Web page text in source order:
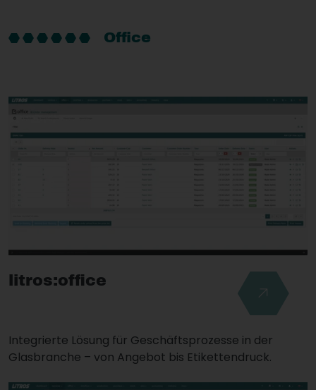
Office
litros:office
Integrierte Lösung für Geschäftsprozesse in der
Glasbranche – von Angebot bis Etikettendruck.